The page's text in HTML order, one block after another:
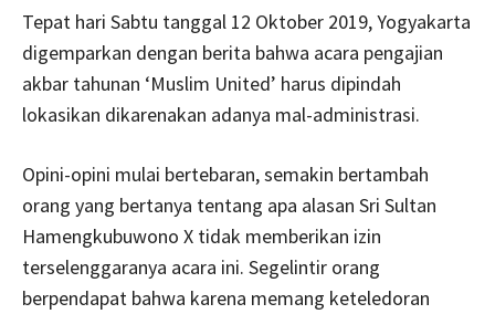
Tepat hari Sabtu tanggal 12 Oktober 2019, Yogyakarta
digemparkan dengan berita bahwa acara pengajian
akbar tahunan ‘Muslim United’ harus dipindah
lokasikan dikarenakan adanya mal-administrasi.
Opini-opini mulai bertebaran, semakin bertambah
orang yang bertanya tentang apa alasan Sri Sultan
Hamengkubuwono X tidak memberikan izin
terselenggaranya acara ini. Segelintir orang
berpendapat bahwa karena memang keteledoran